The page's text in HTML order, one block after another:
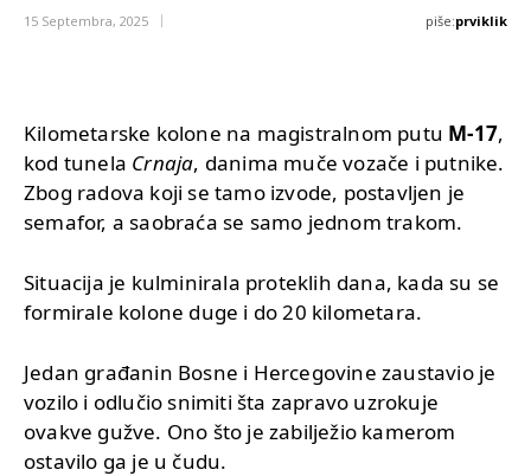
15 Septembra, 2025 piše:prviklik
Kilometarske kolone na magistralnom putu M-17,
kod tunela Crnaja, danima muče vozače i putnike.
Zbog radova koji se tamo izvode, postavljen je
semafor, a saobraća se samo jednom trakom.
Situacija je kulminirala proteklih dana, kada su se
formirale kolone duge i do 20 kilometara.
Jedan građanin Bosne i Hercegovine zaustavio je
vozilo i odlučio snimiti šta zapravo uzrokuje
ovakve gužve. Ono što je zabilježio kamerom
ostavilo ga je u čudu.